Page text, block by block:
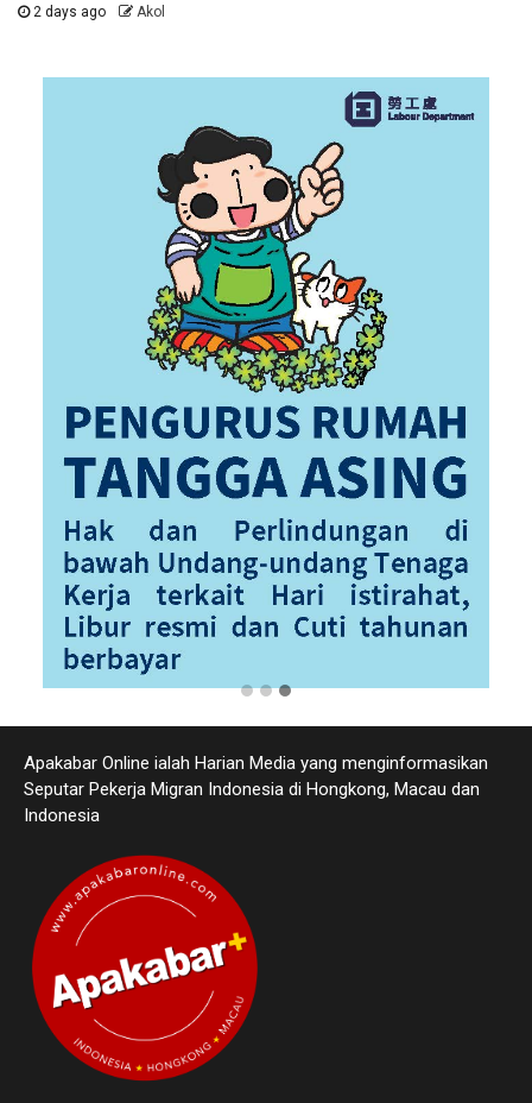
2 days ago Akol
Apakabar Online ialah Harian Media yang menginformasikan
Seputar Pekerja Migran Indonesia di Hongkong, Macau dan
Indonesia